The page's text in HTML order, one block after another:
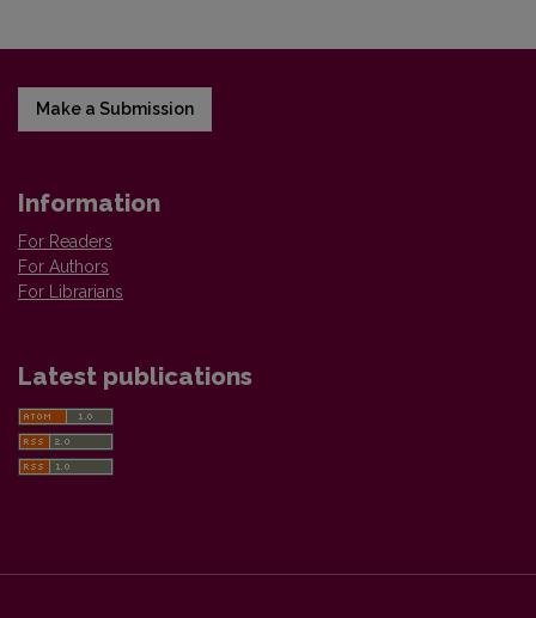
Make a Submission
Information
For Readers
For Authors
For Librarians
Latest publications